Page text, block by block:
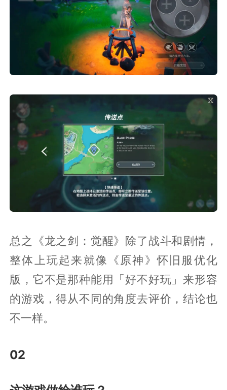
总之《龙之剑：觉醒》除了战斗和剧情，
整体上玩起来就像《原神》怀旧服优化
版，它不是那种能用「好不好玩」来形容
的游戏，得从不同的角度去评价，结论也
不一样。
02